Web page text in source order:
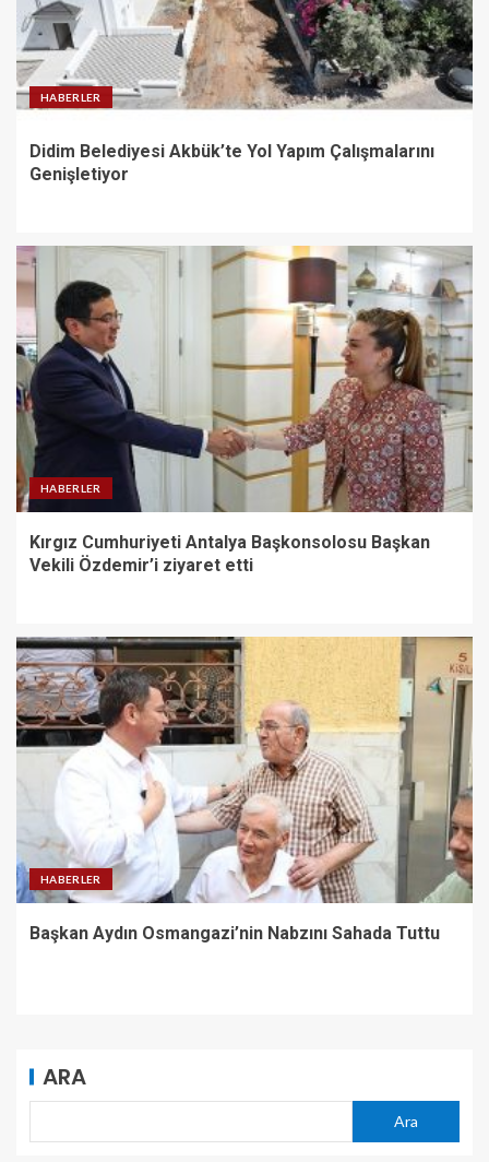
HABERLER
Didim Belediyesi Akbük’te Yol Yapım Çalışmalarını
Genişletiyor
HABERLER
Kırgız Cumhuriyeti Antalya Başkonsolosu Başkan
Vekili Özdemir’i ziyaret etti
HABERLER
Başkan Aydın Osmangazi’nin Nabzını Sahada Tuttu
ARA
Ara